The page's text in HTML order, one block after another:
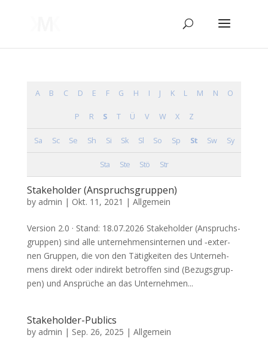
A B C D E F G H I J K L M N O
P R S T Ü V W X Z
Sa Sc Se Sh Si Sk Sl So Sp St Sw Sy
Sta Ste Stö Str
Stakeholder (Anspruchsgruppen)
by admin | Okt. 11, 2021 | Allgemein
Ver­si­on 2.0 · Stand: 18.07.2026 Stake­hol­der (Anspruchs­
grup­pen) sind alle unter­neh­mens­in­ter­nen und ‑exter­
nen Grup­pen, die von den Tätig­kei­ten des Unter­neh­
mens direkt oder indi­rekt betrof­fen sind (Bezugs­grup­
pen) und Ansprü­che an das Unter­neh­men...
Stakeholder-Publics
by admin | Sep. 26, 2025 | Allgemein